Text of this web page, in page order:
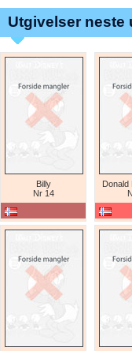
Utgivelser neste
Billy
Nr 14
Donald